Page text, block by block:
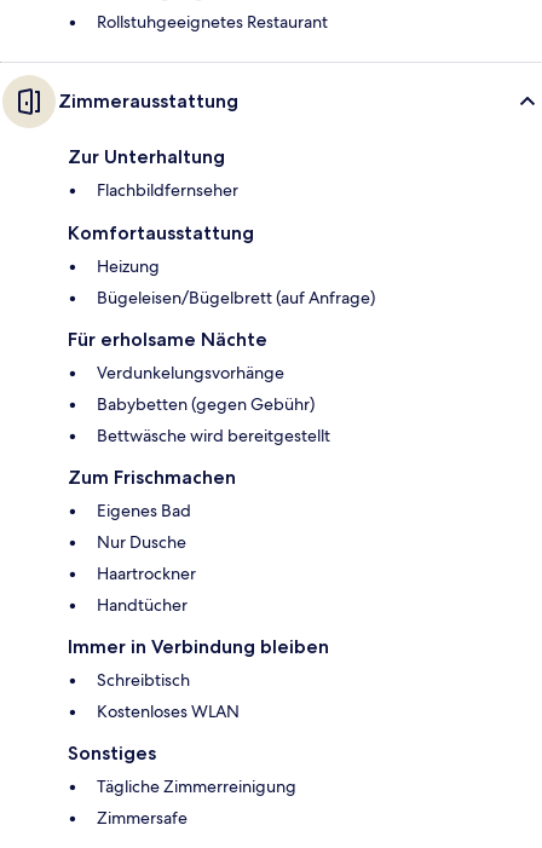
Rollstuhgeeignetes Restaurant
Zimmerausstattung
Zur Unterhaltung
Flachbildfernseher
Komfortausstattung
Heizung
Bügeleisen/Bügelbrett (auf Anfrage)
Für erholsame Nächte
Verdunkelungsvorhänge
Babybetten (gegen Gebühr)
Bettwäsche wird bereitgestellt
Zum Frischmachen
Eigenes Bad
Nur Dusche
Haartrockner
Handtücher
Immer in Verbindung bleiben
Schreibtisch
Kostenloses WLAN
Sonstiges
Tägliche Zimmerreinigung
Zimmersafe